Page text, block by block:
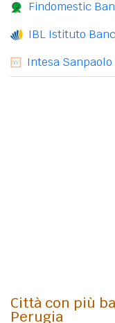
Findomestic
IBL Istituto
Intesa
Città con più
Perugia